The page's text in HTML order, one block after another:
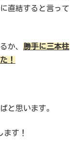
直結すると言って
か、 勝手に三本柱
！
と思います。
す！